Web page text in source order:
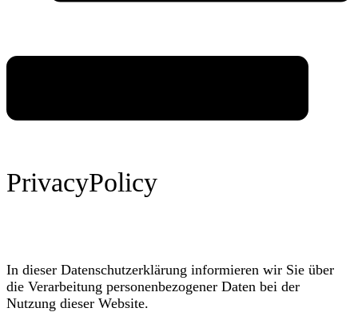
PrivacyPolicy
In dieser Datenschutzerklärung informieren wir Sie über
die Verarbeitung personenbezogener Daten bei der
Nutzung dieser Website.